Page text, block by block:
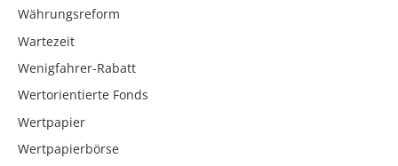
Währungsreform
Wartezeit
Wenigfahrer-Rabatt
Wertorientierte Fonds
Wertpapier
Wertpapierbörse